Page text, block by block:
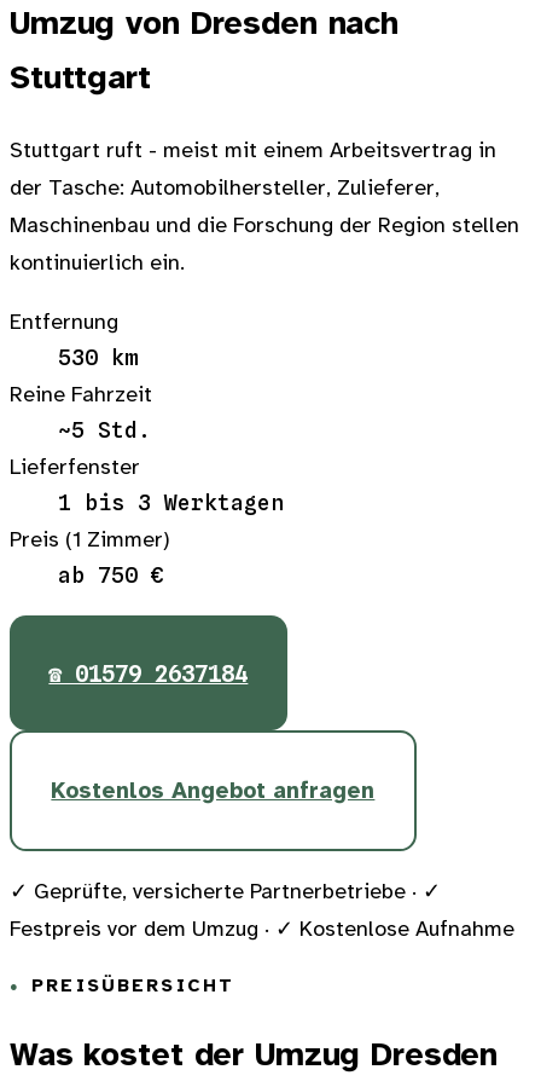
Umzug von Dresden nach
Stuttgart
Stuttgart ruft - meist mit einem Arbeitsvertrag in
der Tasche: Automobilhersteller, Zulieferer,
Maschinenbau und die Forschung der Region stellen
kontinuierlich ein.
Entfernung
530 km
Reine Fahrzeit
~5 Std.
Lieferfenster
1 bis 3 Werktagen
Preis (1 Zimmer)
ab 750 €
☎ 01579 2637184
Kostenlos Angebot anfragen
✓ Geprüfte, versicherte Partnerbetriebe · ✓
Festpreis vor dem Umzug · ✓ Kostenlose Aufnahme
PREISÜBERSICHT
Was kostet der Umzug Dresden